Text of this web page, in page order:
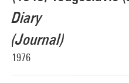
Diary
(Journal)
1976